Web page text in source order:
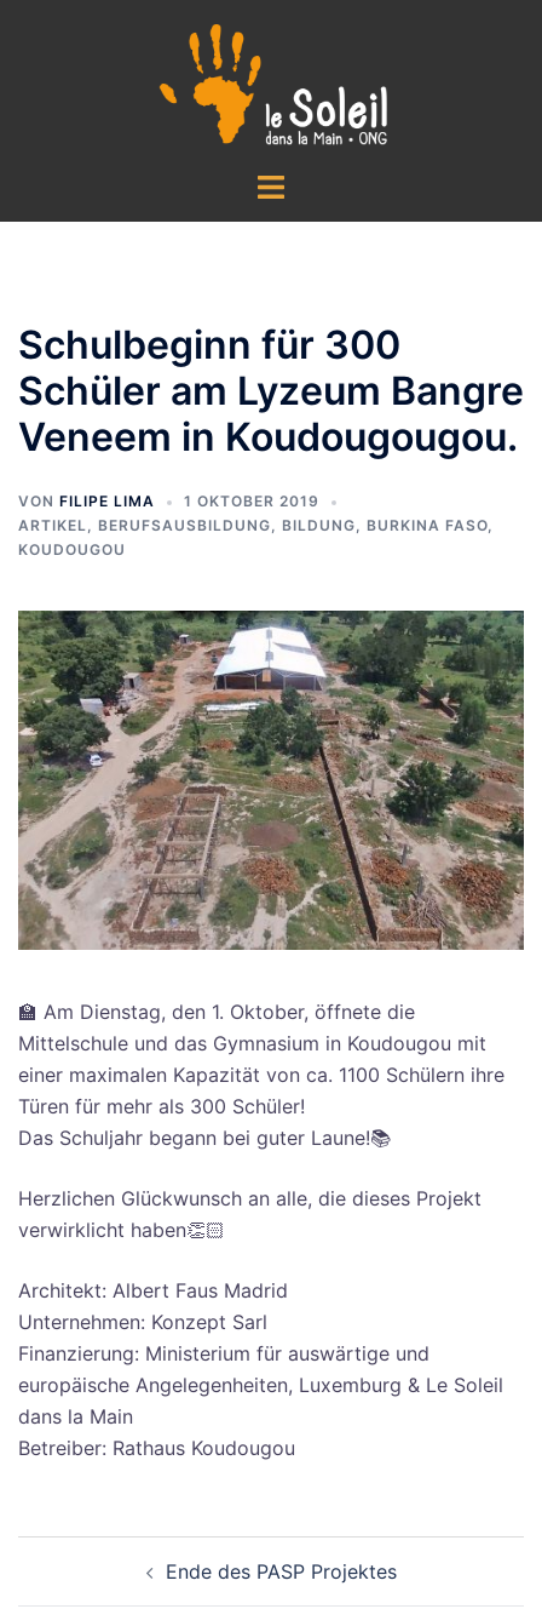
Menü
Schulbeginn für 300
Schüler am Lyzeum Bangre
Veneem in Koudougougou.
VON FILIPE LIMA
1 OKTOBER 2019
ARTIKEL, BERUFSAUSBILDUNG, BILDUNG, BURKINA FASO,
KOUDOUGOU
🏫 Am Dienstag, den 1. Oktober, öffnete die
Mittelschule und das Gymnasium in Koudougou mit
einer maximalen Kapazität von ca. 1100 Schülern ihre
Türen für mehr als 300 Schüler!
Das Schuljahr begann bei guter Laune!📚
Herzlichen Glückwunsch an alle, die dieses Projekt
verwirklicht haben👏🏻
Architekt: Albert Faus Madrid
Unternehmen: Konzept Sarl
Finanzierung: Ministerium für auswärtige und
europäische Angelegenheiten, Luxemburg & Le Soleil
dans la Main
Betreiber: Rathaus Koudougou
Ende des PASP Projektes